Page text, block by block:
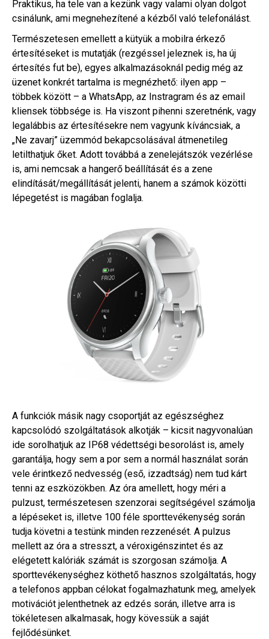
Praktikus, ha tele van a kezünk vagy valami olyan dolgot
csinálunk, ami megnehezítené a kézből való telefonálást.
Természetesen emellett a kütyük a mobilra érkező
értesítéseket is mutatják (rezgéssel jeleznek is, ha új
értesítés fut be), egyes alkalmazásoknál pedig még az
üzenet konkrét tartalma is megnézhető: ilyen app –
többek között – a WhatsApp, az Instragram és az email
kliensek többsége is. Ha viszont pihenni szeretnénk, vagy
legalábbis az értesítésekre nem vagyunk kíváncsiak, a
„Ne zavarj” üzemmód bekapcsolásával átmenetileg
letilthatjuk őket. Adott továbbá a zenelejátszók vezérlése
is, ami nemcsak a hangerő beállítását és a zene
elindítását/megállítását jelenti, hanem a számok közötti
lépegetést is magában foglalja.
A funkciók másik nagy csoportját az egészséghez
kapcsolódó szolgáltatások alkotják – kicsit nagyvonalúan
ide sorolhatjuk az IP68 védettségi besorolást is, amely
garantálja, hogy sem a por sem a normál használat során
vele érintkező nedvesség (eső, izzadtság) nem tud kárt
tenni az eszközökben. Az óra amellett, hogy méri a
pulzust, természetesen szenzorai segítségével számolja
a lépéseket is, illetve 100 féle sporttevékenység során
tudja követni a testünk minden rezzenését. A pulzus
mellett az óra a stresszt, a véroxigénszintet és az
elégetett kalóriák számát is szorgosan számolja. A
sporttevékenységhez köthető hasznos szolgáltatás, hogy
a telefonos appban célokat fogalmazhatunk meg, amelyek
motivációt jelenthetnek az edzés során, illetve arra is
tökéletesen alkalmasak, hogy kövessük a saját
fejlődésünket.